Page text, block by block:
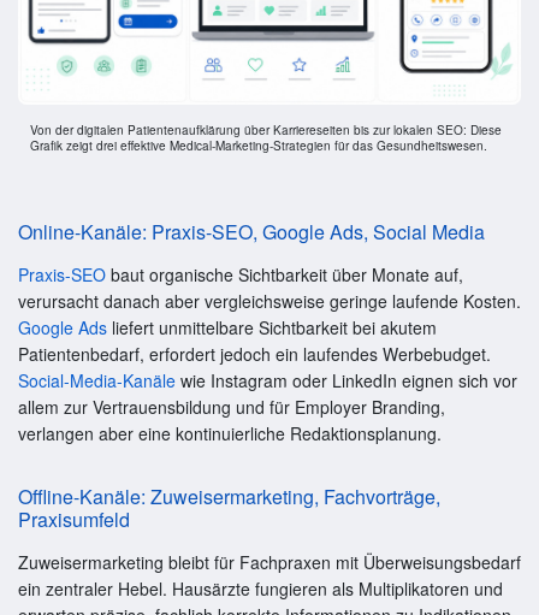
Von der digitalen Patientenaufklärung über Karriereseiten bis zur lokalen SEO: Diese
Grafik zeigt drei effektive Medical-Marketing-Strategien für das Gesundheitswesen.
Online-Kanäle: Praxis-SEO, Google Ads, Social Media
Praxis-SEO baut organische Sichtbarkeit über Monate auf,
verursacht danach aber vergleichsweise geringe laufende Kosten.
Google Ads liefert unmittelbare Sichtbarkeit bei akutem
Patientenbedarf, erfordert jedoch ein laufendes Werbebudget.
Social-Media-Kanäle wie Instagram oder LinkedIn eignen sich vor
allem zur Vertrauensbildung und für Employer Branding,
verlangen aber eine kontinuierliche Redaktionsplanung.
Offline-Kanäle: Zuweisermarketing, Fachvorträge,
Praxisumfeld
Zuweisermarketing bleibt für Fachpraxen mit Überweisungsbedarf
ein zentraler Hebel. Hausärzte fungieren als Multiplikatoren und